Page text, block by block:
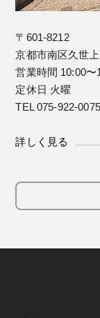
〒601-8212
京都市南区久世
営業時間 10:00〜
定休日 火曜
TEL 075-922-0075
詳しく見る